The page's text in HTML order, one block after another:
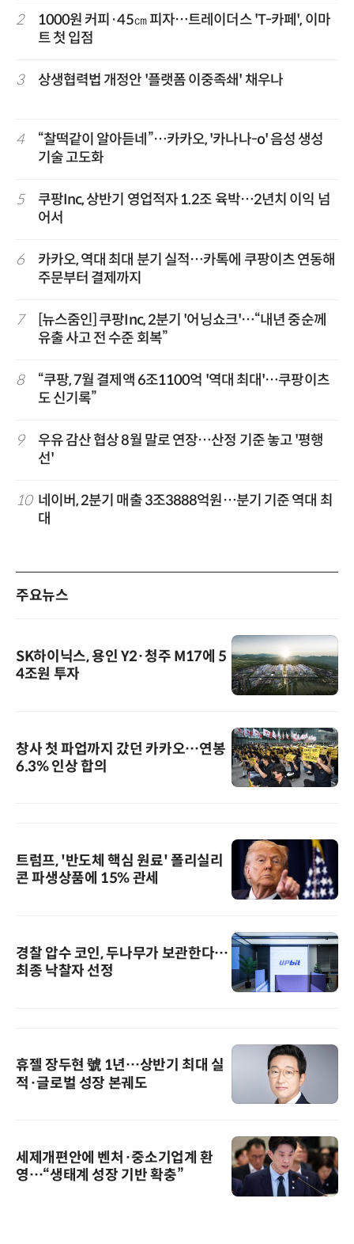
2
1000원 커피·45㎝ 피자…트레이더스 'T-카페', 이마
트 첫 입점
3 상생협력법 개정안 '플랫폼 이중족쇄' 채우나
4
“찰떡같이 알아듣네”…카카오, '카나나-o' 음성 생성
기술 고도화
5
쿠팡Inc, 상반기 영업적자 1.2조 육박…2년치 이익 넘
어서
6
카카오, 역대 최대 분기 실적…카톡에 쿠팡이츠 연동해
주문부터 결제까지
7
[뉴스줌인] 쿠팡Inc, 2분기 '어닝쇼크'…“내년 중순께
유출 사고 전 수준 회복”
8
“쿠팡, 7월 결제액 6조1100억 '역대 최대'…쿠팡이츠
도 신기록”
9
우유 감산 협상 8월 말로 연장…산정 기준 놓고 '평행
선'
10 네이버, 2분기 매출 3조3888억원…분기 기준 역대 최
대
주요뉴스
SK하이닉스, 용인 Y2·청주 M17에 5
4조원 투자
창사 첫 파업까지 갔던 카카오…연봉
6.3% 인상 합의
트럼프, '반도체 핵심 원료' 폴리실리
콘 파생상품에 15% 관세
경찰 압수 코인, 두나무가 보관한다…
최종 낙찰자 선정
휴젤 장두현 號 1년…상반기 최대 실
적·글로벌 성장 본궤도
세제개편안에 벤처·중소기업계 환
영…“생태계 성장 기반 확충”